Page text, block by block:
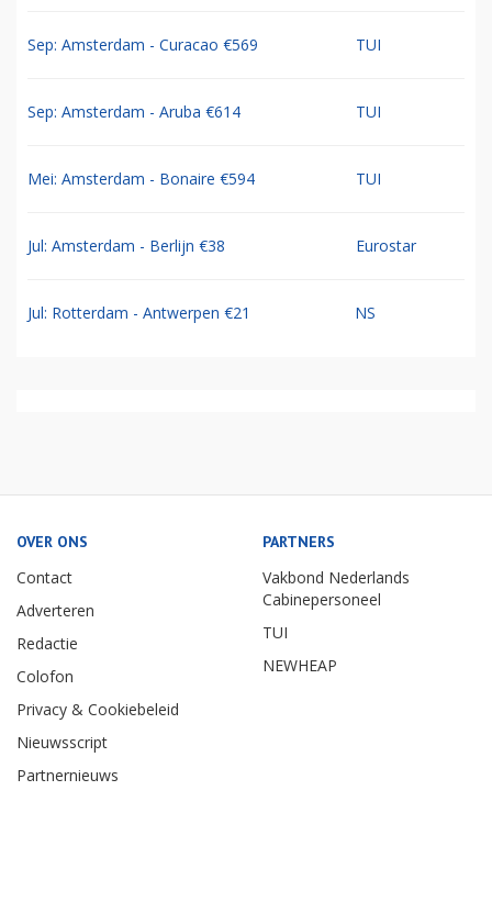
Sep: Amsterdam - Curacao €569 TUI
Sep: Amsterdam - Aruba €614 TUI
Mei: Amsterdam - Bonaire €594 TUI
Jul: Amsterdam - Berlijn €38 Eurostar
Jul: Rotterdam - Antwerpen €21 NS
OVER ONS
Contact
Adverteren
Redactie
Colofon
Privacy & Cookiebeleid
Nieuwsscript
Partnernieuws
PARTNERS
Vakbond Nederlands
Cabinepersoneel
TUI
NEWHEAP